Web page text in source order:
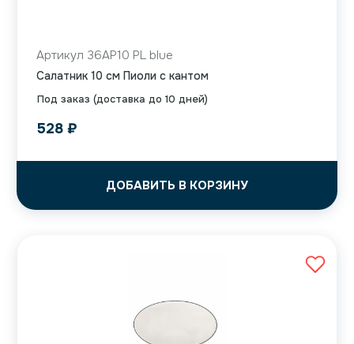
Под заказ (доставка до 10 дней)
Артикул 36AP10 PL blue
Салатник 10 см Пиоли с кантом
528 ₽
ДОБАВИТЬ В КОРЗИНУ